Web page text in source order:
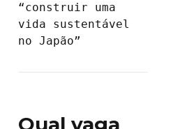
“construir uma
vida sustentável
no Japão”
Qual vaga